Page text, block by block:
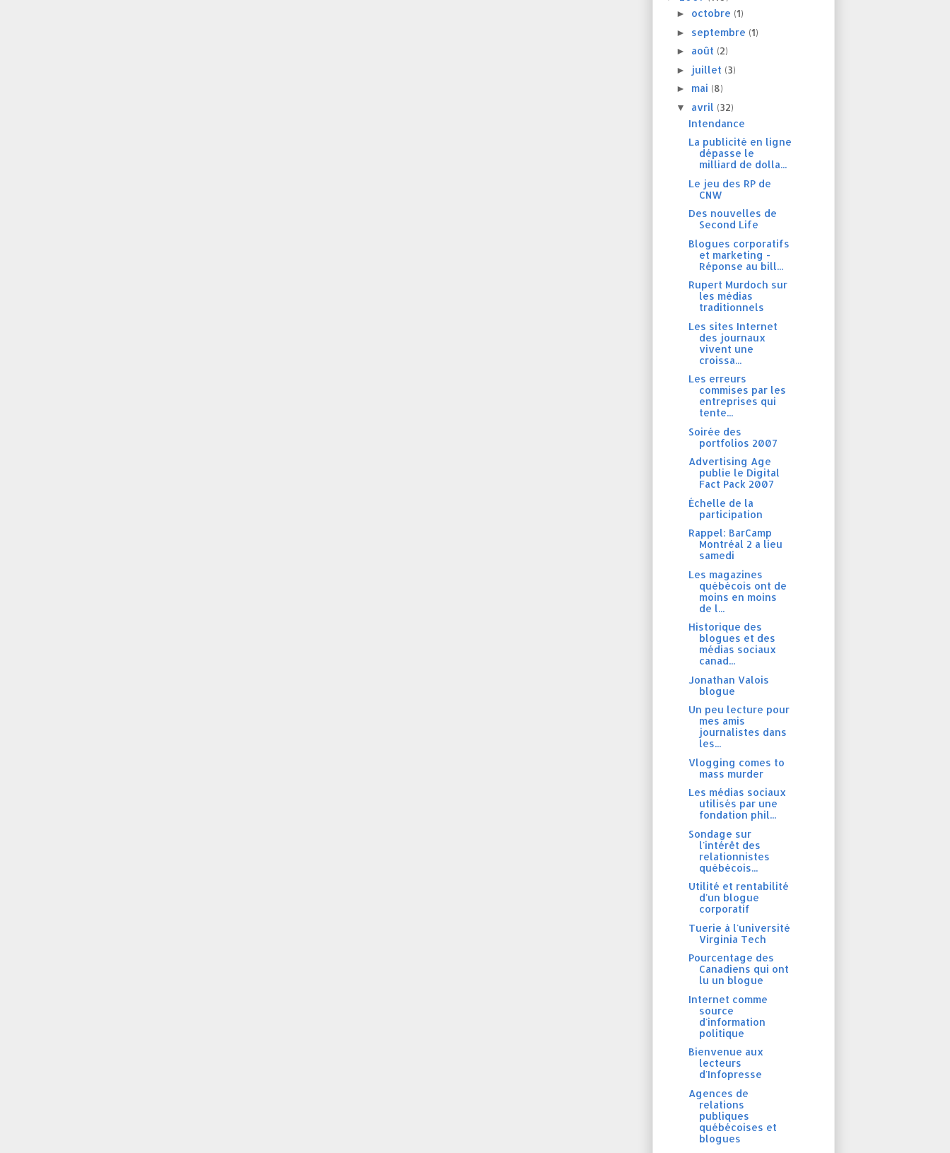
► octobre (1)
► septembre (1)
► août (2)
► juillet (3)
► mai (8)
▼ avril (32)
Intendance
La publicité en ligne
dépasse le
milliard de dolla...
Le jeu des RP de
CNW
Des nouvelles de
Second Life
Blogues corporatifs
et marketing -
Réponse au bill...
Rupert Murdoch sur
les médias
traditionnels
Les sites Internet
des journaux
vivent une
croissa...
Les erreurs
commises par les
entreprises qui
tente...
Soirée des
portfolios 2007
Advertising Age
publie le Digital
Fact Pack 2007
Échelle de la
participation
Rappel: BarCamp
Montréal 2 a lieu
samedi
Les magazines
québécois ont de
moins en moins
de l...
Historique des
blogues et des
médias sociaux
canad...
Jonathan Valois
blogue
Un peu lecture pour
mes amis
journalistes dans
les...
Vlogging comes to
mass murder
Les médias sociaux
utilisés par une
fondation phil...
Sondage sur
l'intérêt des
relationnistes
québécois...
Utilité et rentabilité
d'un blogue
corporatif
Tuerie à l'université
Virginia Tech
Pourcentage des
Canadiens qui ont
lu un blogue
Internet comme
source
d'information
politique
Bienvenue aux
lecteurs
d'Infopresse
Agences de
relations
publiques
québécoises et
blogues